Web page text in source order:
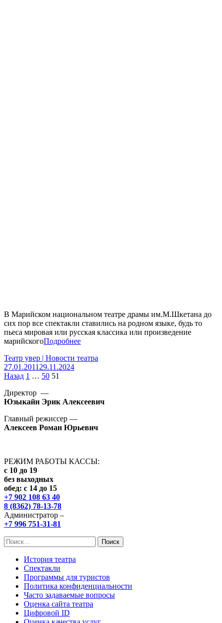
В Марийском национальном театре драмы им.М.Шкетана до
сих пор все спектакли ставились на родном языке, будь то
пьеса мировая или русская классика или произведение
марийскогоПодробнее
Театр увер | Новости театра
27.01.2011 29.11.2024
Пагинация
записей
Назад 1 … 50 51
Директор —
Юзыкайн Эрик Алексеевич
Главный режиссер —
Алексеев Роман Юрьевич
РЕЖИМ РАБОТЫ КАССЫ:
с 10 до 19
без выходных
обед: с 14 до 15
+7 902 108 63 40
8 (8362) 78-13-78
Администратор –
+7 996 751-31-81
Найти:
История театра
Спектакли
Программы для туристов
Политика конфиденциальности
Часто задаваемые вопросы
Оценка сайта театра
Цифровой ID